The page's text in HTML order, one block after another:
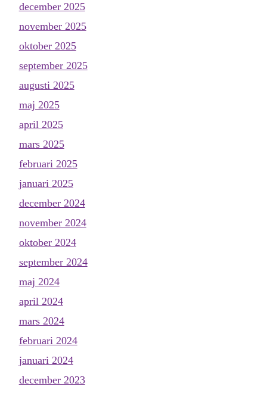
december 2025
november 2025
oktober 2025
september 2025
augusti 2025
maj 2025
april 2025
mars 2025
februari 2025
januari 2025
december 2024
november 2024
oktober 2024
september 2024
maj 2024
april 2024
mars 2024
februari 2024
januari 2024
december 2023